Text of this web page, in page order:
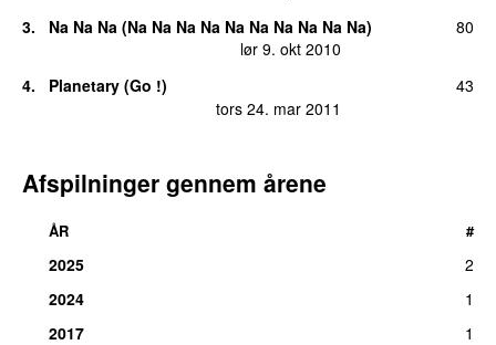
3.
Na Na Na (Na Na Na Na Na Na Na Na Na Na)
lør 9. okt 2010
80
4.
Planetary (Go !)
tors 24. mar 2011
43
Afspilninger gennem årene
ÅR #
2025
2
2024
1
2017
1